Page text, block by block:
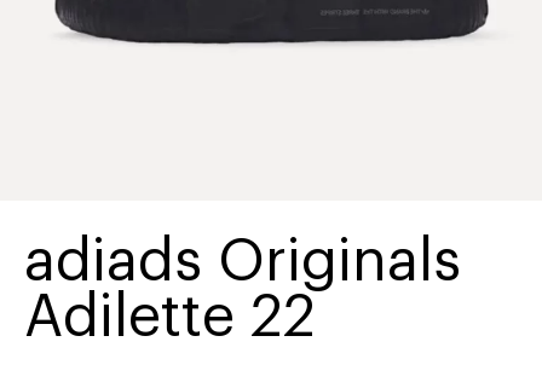
adiads Originals
Adilette 22